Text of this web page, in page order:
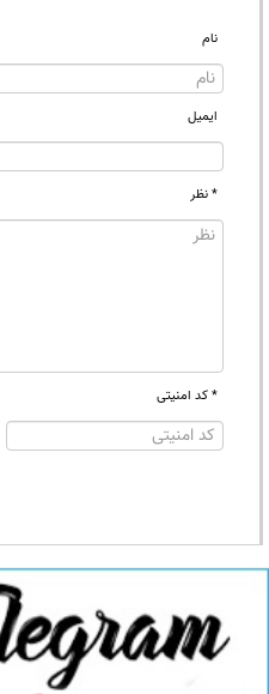
نام
ایمیل
* نظر
* کد امنیتی